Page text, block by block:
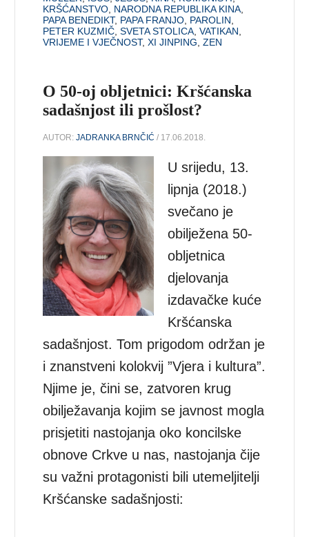
KRŠĆANSTVO NARODNA REPUBLIKA KINA
PAPA BENEDIKT, PAPA FRANJO PAROLIN
PETER KUZMIČ ,SVETA STOLICA ,VATIKAN
VRIJEME I VJEČNOST,XI JINPING ,ZEN
O 50-oj obljetnici: Kršćanska
sadašnjost ili prošlost?
AUTOR:JADRANKA BRNČIĆ / 17.06.2018.
U srijedu, 13.
lipnja (2018.)
svečano je
obilježena 50-
obljetnica
djelovanja
izdavačke kuće
Kršćanska
sadašnjost. Tom prigodom održan je
i znanstveni kolokvij ”Vjera i kultura”.
Njime je, čini se, zatvoren krug
obilježavanja kojim se javnost mogla
prisjetiti nastojanja oko koncilske
obnove Crkve u nas, nastojanja čije
su važni protagonisti bili utemeljitelji
Kršćanske sadašnjosti: